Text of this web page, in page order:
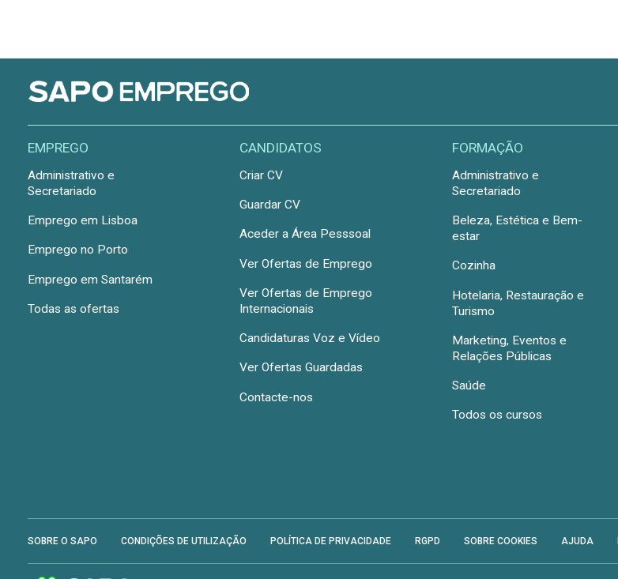
EMPREGO
Administrativo e
Secretariado
Emprego em Lisboa
Emprego no Porto
Emprego em Santarém
Todas as ofertas
CANDIDATOS
Criar CV
Guardar CV
Aceder a Área Pesssoal
Ver Ofertas de Emprego
Ver Ofertas de Emprego
Internacionais
Candidaturas Voz e Vídeo
Ver Ofertas Guardadas
Contacte-nos
FORMAÇÃO
Administrativo e
Secretariado
Beleza, Estética e Bem-
estar
Cozinha
Hotelaria, Restauração e
Turismo
Marketing, Eventos e
Relações Públicas
Saúde
Todos os cursos
SOBRE O SAPO CONDIÇÕES DE UTILIZAÇÃO POLÍTICA DE PRIVACIDADE RGPD SOBRE COOKIES AJUDA